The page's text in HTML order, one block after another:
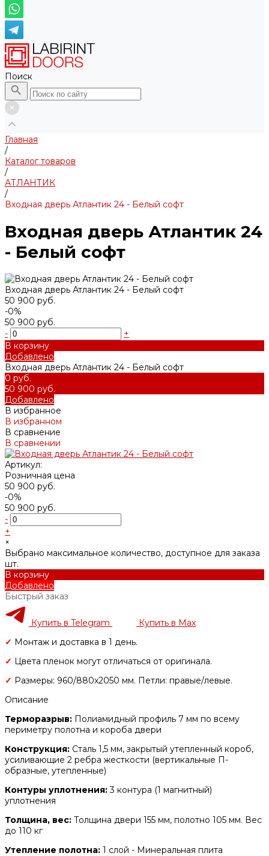
Поиск
Главная
/
Каталог товаров
/
АТЛАНТИК
/
Входная дверь Атлантик 24 - Белый софт
Входная дверь Атлантик 24
- Белый софт
Входная дверь Атлантик 24 - Белый софт
50 900 руб.
-0%
50 900 руб.
-
+
В корзину
Добавлено
Входная дверь Атлантик 24 - Белый софт
0 руб.
50 900 руб.
Добавлено
В избранное
В избранном
В сравнение
В сравнении
Артикул:
Розничная цена
50 900 руб.
-0%
50 900 руб.
-
+
×
Выбрано максимальное количество, доступное для заказа
шт.
В корзину
Добавлено
Быстрый заказ
Купить в Telegram
Купить в Max
✓ Монтаж и доставка в 1 день.
✓ Цвета пленок могут отличаться от оригинала.
✓ Размеры: 960/880х2050 мм. Петли: правые/левые.
Описание
Терморазрыв: Полиамидный профиль 7 мм по всему
периметру полотна и короба двери
Конструкция: Сталь 1,5 мм, закрытый утепленный короб,
усиливающие 2 ребра жесткости (вертикальные П-
образные, утепленные)
Контуры уплотнения:3 контура (1 магнитный)
уплотнения
Толщина, вес: Толщина двери 155 мм, полотно 105 мм. Вес
до 110 кг
Утепление полотна: 1 слой - Минеральная плита